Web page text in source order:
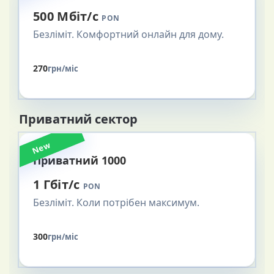
500 Мбіт/с PON
Безліміт. Комфортний онлайн для дому.
270грн/міс
Приватний сектор
New
Приватний 1000
1 Гбіт/с PON
Безліміт. Коли потрібен максимум.
300грн/міс